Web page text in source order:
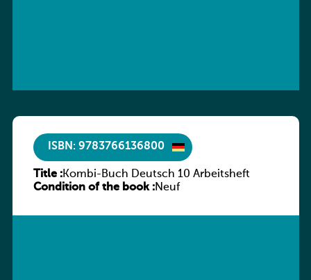
ISBN: 9783766136800
Title :Kombi-Buch Deutsch 10 Arbeitsheft
Condition of the book :Neuf